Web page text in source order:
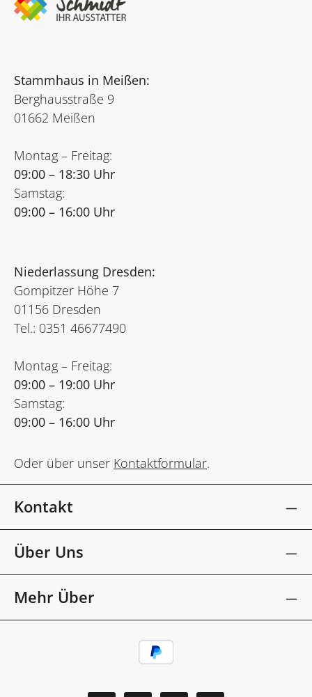
Stammhaus in Meißen:
Berghausstraße 9
01662 Meißen
Montag – Freitag:
09:00 – 18:30 Uhr
Samstag:
09:00 – 16:00 Uhr
Niederlassung Dresden:
Gompitzer Höhe 7
01156 Dresden
Tel.: 0351 46677490
Montag – Freitag:
09:00 – 19:00 Uhr
Samstag:
09:00 – 16:00 Uhr
Oder über unser Kontaktformular.
Kontakt
Über Uns
Mehr Über